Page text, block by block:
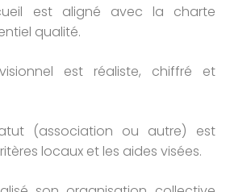
est aligné avec la charte
qualité.
est réaliste, chiffré et
(association ou autre) est
locaux et les aides visées.